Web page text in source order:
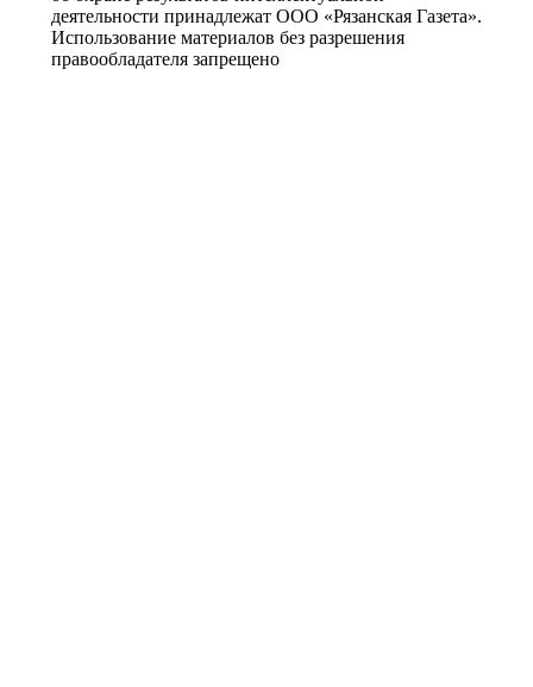
деятельности принадлежат ООО «Рязанская Газета».
Использование материалов без разрешения
правообладателя запрещено